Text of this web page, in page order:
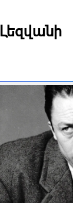
Լեզվանի